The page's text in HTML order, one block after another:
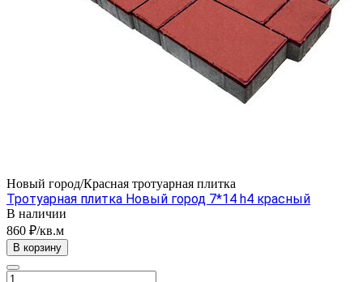
Новый город/Красная тротуарная плитка
Тротуарная плитка Новый город 7*14 h4 красный
В наличии
860 ₽/кв.м
В корзину